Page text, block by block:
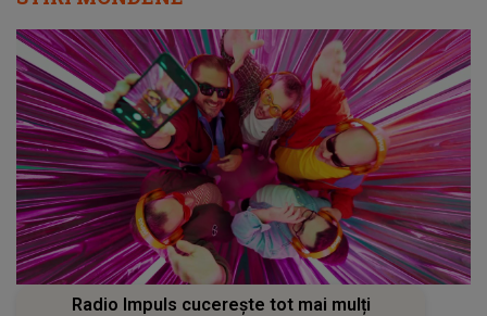
Radio Impuls cucerește tot mai mulți